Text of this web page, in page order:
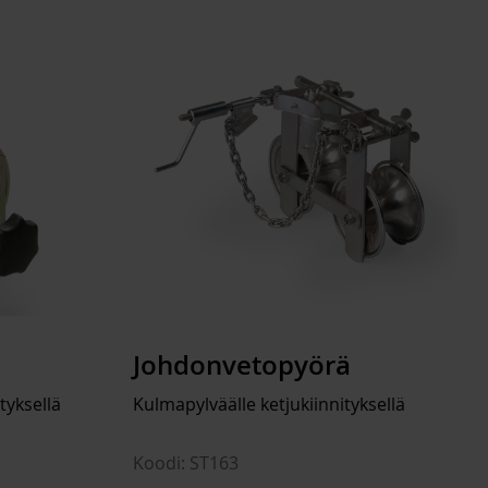
Johdonvetopyörä
Kulmapylväälle ketjukiinnityksellä
Koodi: ST163